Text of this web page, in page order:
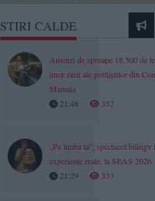
STIRI CALDE
Amenzi de aproape 18.500 de
unor razii ale polițiștilor din
Mamaia
21:48
352
„Pe limba ta”, spectacol
experiențe reale, la SEAS 2026
21:29
333